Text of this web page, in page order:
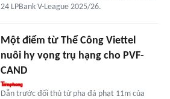
24 LPBank V-League 2025/26.
Một điểm từ Thể Công Viettel
nuôi hy vọng trụ hạng cho PVF-
CAND
Dẫn trước đối thủ từ pha đá phạt 11m của